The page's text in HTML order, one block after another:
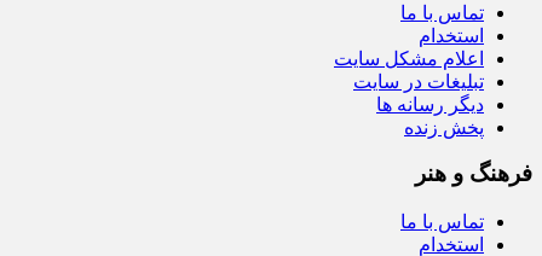
تماس با ما
استخدام
اعلام مشکل سایت
تبلیغات در سایت
دیگر رسانه ها
پخش زنده
فرهنگ و هنر
تماس با ما
استخدام